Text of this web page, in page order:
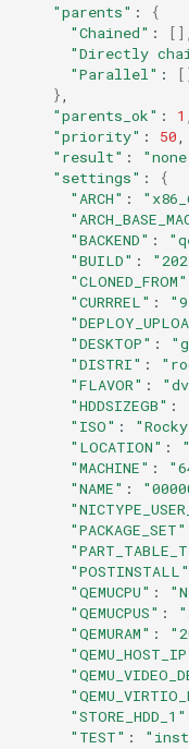
"parents" :
{
"Chained" : []
"Directly
"Parallel" :
}
"parents_ok" : 1
"priority" : 50
"result" :
"settings" :
{
"ARCH" :
"BACKEND" :
"BUILD" :
"CLONED_FROM"
"CURRREL" :
"DESKTOP" :
"DISTRI" :
"FLAVOR" :
"HDDSIZEGB" :
"ISO" :
"LOCATION" :
"MACHINE" :
"NAME" :
"PACKAGE_SET"
"POSTINSTALL"
"QEMUCPU" :
"QEMUCPUS" :
"QEMURAM" :
"STORE_HDD_1"
"TEST" :